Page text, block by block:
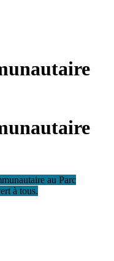
au Parc
à tous.